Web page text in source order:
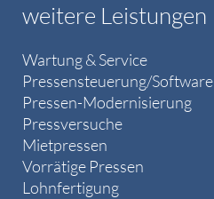
weitere Leistungen
Wartung & Service
Pressensteuerung/Software
Pressen-Modernisierung
Pressversuche
Mietpressen
Vorrätige Pressen
Lohnfertigung